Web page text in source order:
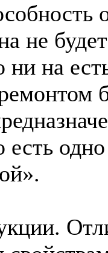
не
ни на
есть